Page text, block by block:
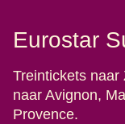
Eurostar
Treintickets naar
naar Avignon,
Provence.